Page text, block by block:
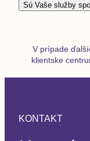
Sú Vaše služby
V prípade
klientske
KONTAKT